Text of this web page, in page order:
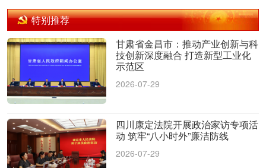
特别推荐
甘肃省金昌市：推动产业创新与科
技创新深度融合 打造新型工业化
示范区
2026-07-29
四川康定法院开展政治家访专项活
动 筑牢“八小时外”廉洁防线
2026-07-29